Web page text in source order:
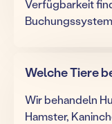
Verfügbarkeit
Welche Tiere
Wir behandeln
Hamster,